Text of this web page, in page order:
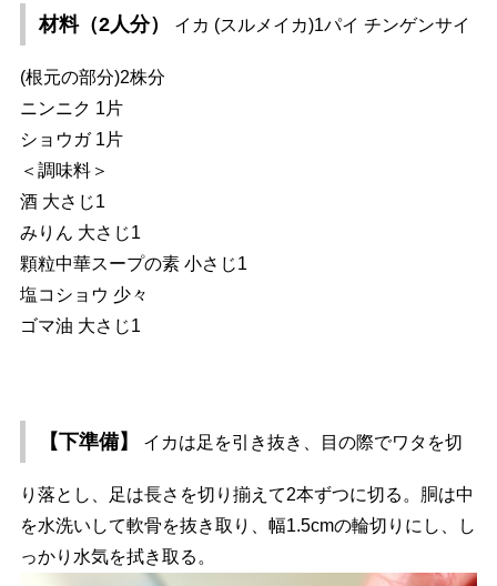
材料（2人分） イカ (スルメイカ)1パイ チンゲンサイ
(根元の部分)2株分
ニンニク 1片
ショウガ 1片
＜調味料＞
酒 大さじ1
みりん 大さじ1
顆粒中華スープの素 小さじ1
塩コショウ 少々
ゴマ油 大さじ1
【下準備】 イカは足を引き抜き、目の際でワタを切
り落とし、足は長さを切り揃えて2本ずつに切る。胴は中
を水洗いして軟骨を抜き取り、幅1.5cmの輪切りにし、し
っかり水気を拭き取る。